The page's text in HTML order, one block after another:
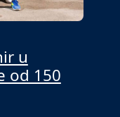
u
od 150